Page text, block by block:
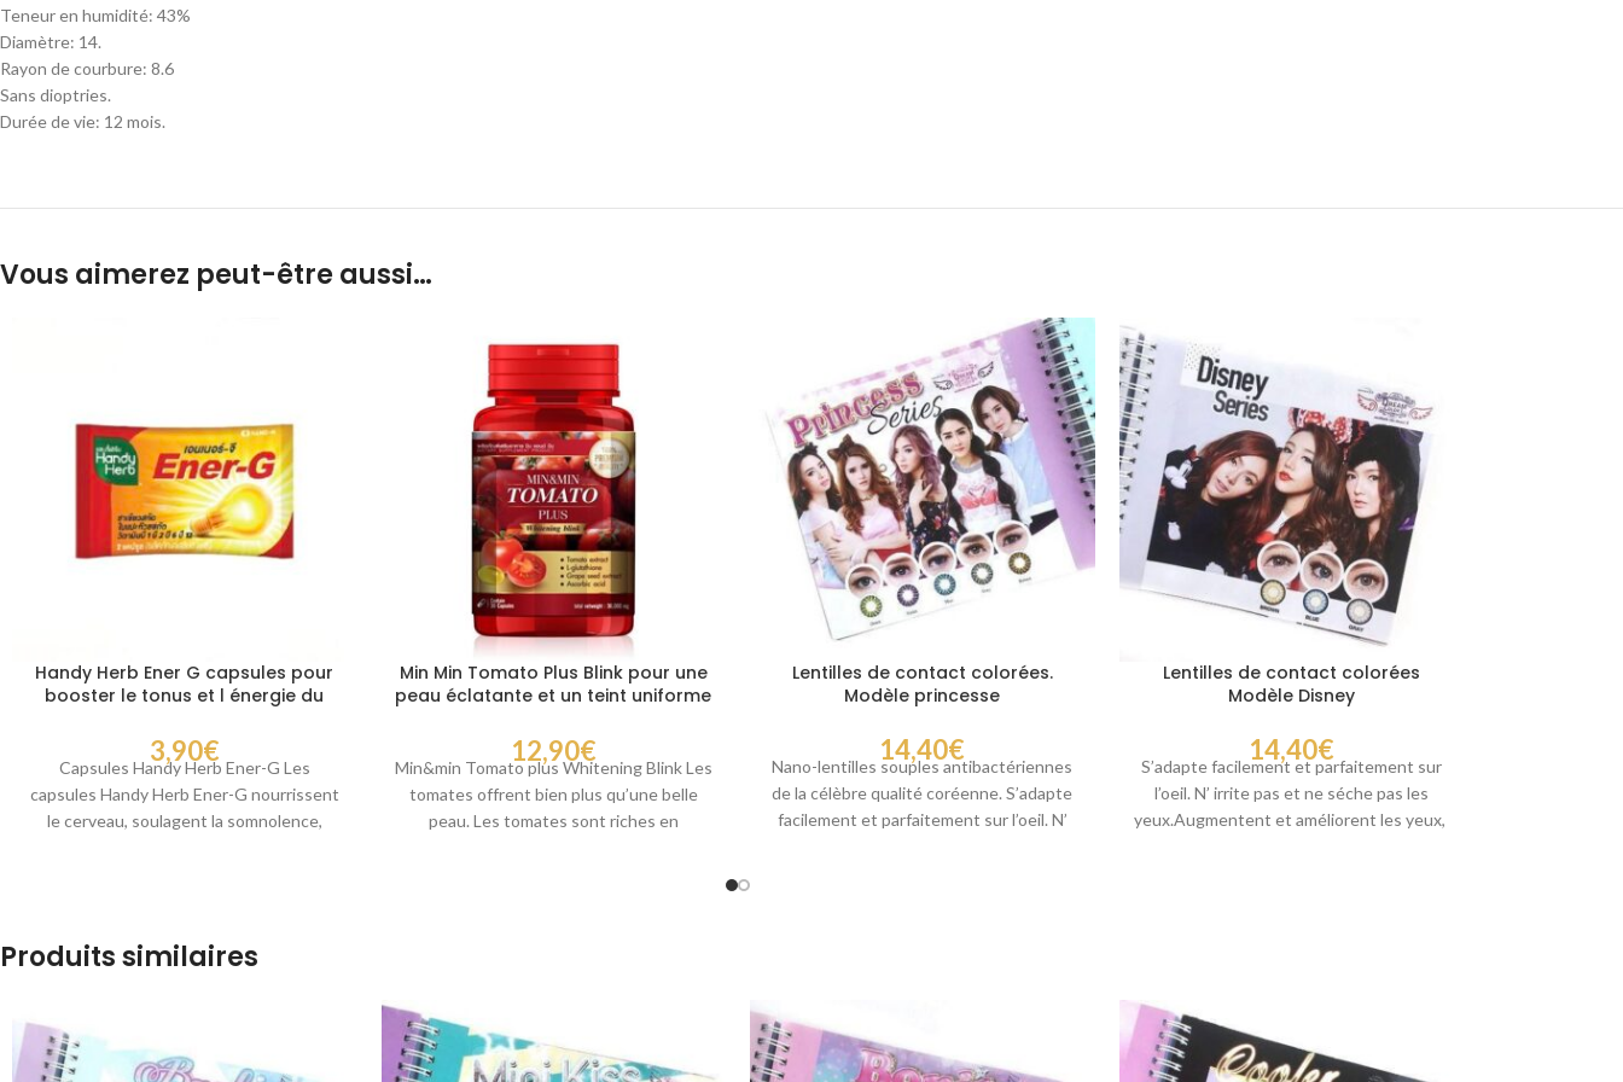
Teneur en humidité: 43%
Diamètre: 14.
Rayon de courbure: 8.6
Sans dioptries.
Durée de vie: 12 mois.
Vous aimerez peut-être aussi…
Handy Herb Ener G capsules pour
booster le tonus et l énergie du
3,90€
Capsules Handy Herb Ener-G Les
capsules Handy Herb Ener-G nourrissent
le cerveau, soulagent la somnolence,
Min Min Tomato Plus Blink pour une
peau éclatante et un teint uniforme
12,90€
Min&min Tomato plus Whitening Blink Les
tomates offrent bien plus qu’une belle
peau. Les tomates sont riches en
Lentilles de contact colorées.
Modèle princesse
14,40€
Nano-lentilles souples antibactériennes
de la célèbre qualité coréenne. S’adapte
facilement et parfaitement sur l’oeil. N’
Lentilles de contact colorées
Modèle Disney
14,40€
S’adapte facilement et parfaitement sur
l’oeil. N’ irrite pas et ne séche pas les
yeux.Augmentent et améliorent les yeux,
Produits similaires